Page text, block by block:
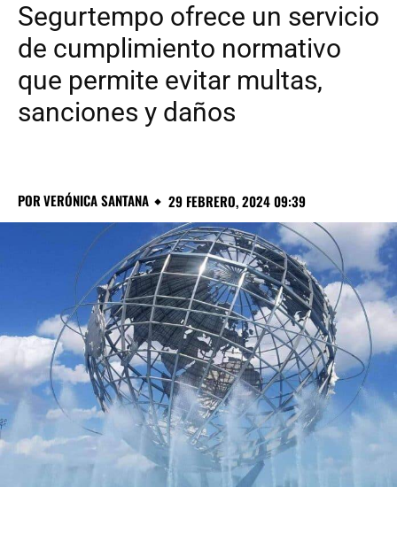
Segurtempo ofrece un servicio
de cumplimiento normativo
que permite evitar multas,
sanciones y daños
PORVERÓNICA SANTANA 29 FEBRERO, 2024 09:39